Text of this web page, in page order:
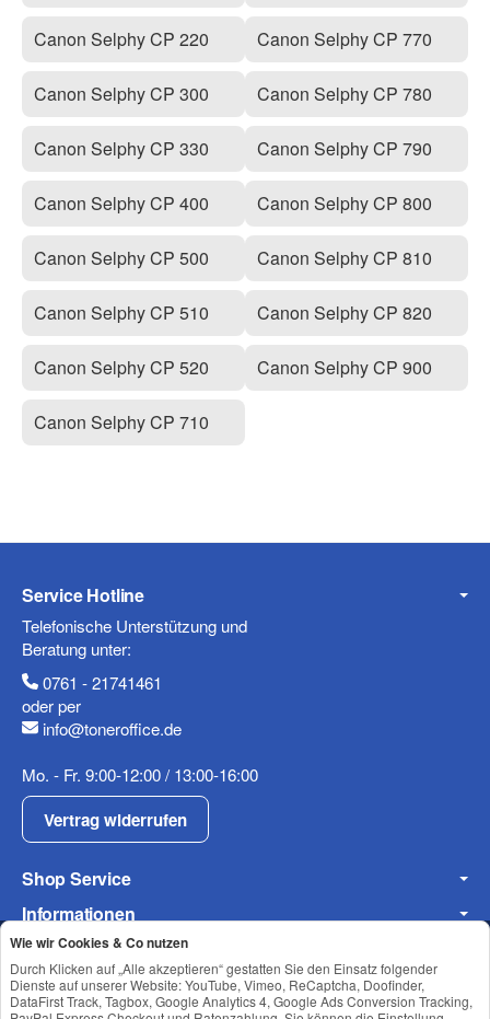
Canon Selphy CP 220
Canon Selphy CP 300
Canon Selphy CP 330
Canon Selphy CP 400
Canon Selphy CP 500
Canon Selphy CP 510
Canon Selphy CP 520
Canon Selphy CP 710
Canon Selphy CP 770
Canon Selphy CP 780
Canon Selphy CP 790
Canon Selphy CP 800
Canon Selphy CP 810
Canon Selphy CP 820
Canon Selphy CP 900
Service Hotline
Telefonische Unterstützung und
Beratung unter:
0761 - 21741461
oder per
info@toneroffice.de
Mo. - Fr. 9:00-12:00 / 13:00-16:00
Vertrag widerrufen
Shop Service
Informationen
Newsletter Abonnieren
Wie wir Cookies & Co nutzen
Durch Klicken auf „Alle akzeptieren“ gestatten Sie den Einsatz folgender
Dienste auf unserer Website: YouTube, Vimeo, ReCaptcha, Doofinder,
DataFirst Track, Tagbox, Google Analytics 4, Google Ads Conversion Tracking,